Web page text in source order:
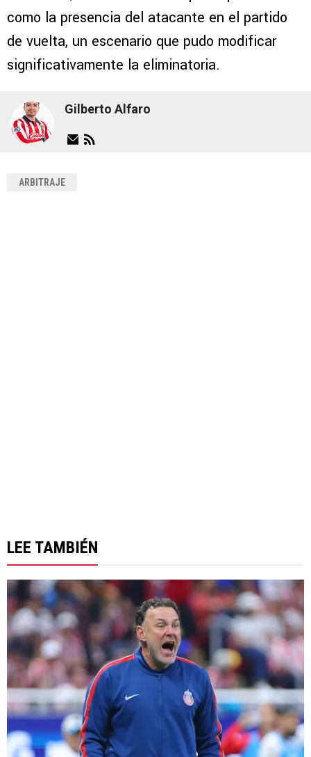
como la presencia del atacante en el partido
de vuelta, un escenario que pudo modificar
significativamente la eliminatoria.
Gilberto Alfaro
ARBITRAJE
LEE TAMBIÉN